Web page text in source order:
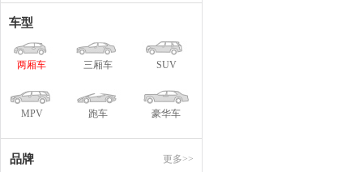
车型
两厢车 三厢车 SUV
MPV 跑车 豪华车
品牌 更多>>